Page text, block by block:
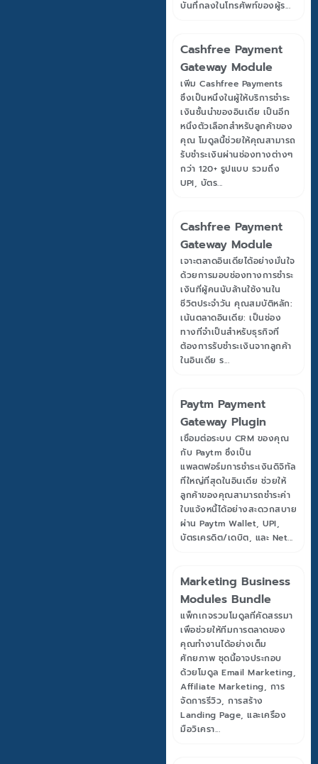
บันทึกลงในโทรศัพท์ของผู้ร...
Cashfree Payment
Gateway Module
เพิ่ม Cashfree Payments
ซึ่งเป็นหนึ่งในผู้ให้บริการชำระ
เงินชั้นนำของอินเดีย เป็นอีก
หนึ่งตัวเลือกสำหรับลูกค้าของ
คุณ โมดูลนี้ช่วยให้คุณสามารถ
รับชำระเงินผ่านช่องทางต่างๆ
กว่า 120+ รูปแบบ รวมถึง
UPI, บัตร...
Cashfree Payment
Gateway Module
เจาะตลาดอินเดียได้อย่างมั่นใจ
ด้วยการมอบช่องทางการชำระ
เงินที่ผู้คนนับล้านใช้งานใน
ชีวิตประจำวัน คุณสมบัติหลัก:
เน้นตลาดอินเดีย: เป็นช่อง
ทางที่จำเป็นสำหรับธุรกิจที่
ต้องการรับชำระเงินจากลูกค้า
ในอินเดีย ร...
Paytm Payment
Gateway Plugin
เชื่อมต่อระบบ CRM ของคุณ
กับ Paytm ซึ่งเป็น
แพลตฟอร์มการชำระเงินดิจิทัล
ที่ใหญ่ที่สุดในอินเดีย ช่วยให้
ลูกค้าของคุณสามารถชำระค่า
ใบแจ้งหนี้ได้อย่างสะดวกสบาย
ผ่าน Paytm Wallet, UPI,
บัตรเครดิต/เดบิต, และ Net...
Marketing Business
Modules Bundle
แพ็กเกจรวมโมดูลที่คัดสรรมา
เพื่อช่วยให้ทีมการตลาดของ
คุณทำงานได้อย่างเต็ม
ศักยภาพ ชุดนี้อาจประกอบ
ด้วยโมดูล Email Marketing,
Affiliate Marketing, การ
จัดการรีวิว, การสร้าง
Landing Page, และเครื่อง
มือวิเครา...